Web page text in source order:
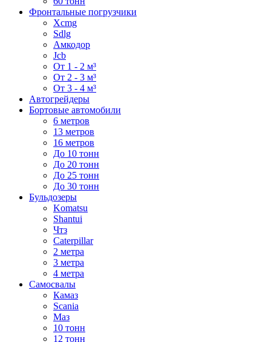
Фронтальные погрузчики
Xcmg
Sdlg
Амкодор
Jcb
От 1 - 2 м³
От 2 - 3 м³
От 3 - 4 м³
Автогрейдеры
Бортовые автомобили
6 метров
13 метров
16 метров
До 10 тонн
До 20 тонн
До 25 тонн
До 30 тонн
Бульдозеры
Komatsu
Shantui
Чтз
Caterpillar
2 метра
3 метра
4 метра
Самосвалы
Камаз
Scania
Маз
10 тонн
12 тонн